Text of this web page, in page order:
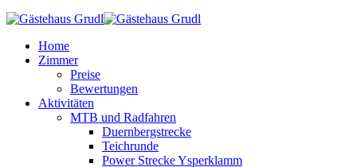
Home
Zimmer
Preise
Bewertungen
Aktivitäten
MTB und Radfahren
Duernbergstrecke
Teichrunde
Power Strecke Ysperklamm